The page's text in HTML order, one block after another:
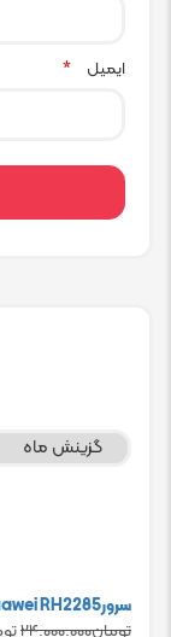
ایمیل *
بایگانی
سرورHuawei RH2285
تومان۲۴.۰۰۰.۰۰۰